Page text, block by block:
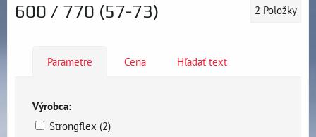
600 / 770 (57-73) 2 Položky
Parametre Cena Hľadať text
Výrobca:
Strongflex (2)